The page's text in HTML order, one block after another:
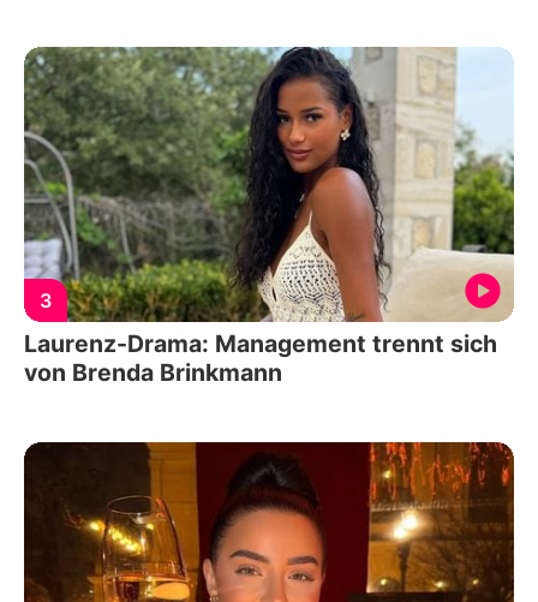
3
Laurenz-Drama: Management trennt sich
von Brenda Brinkmann